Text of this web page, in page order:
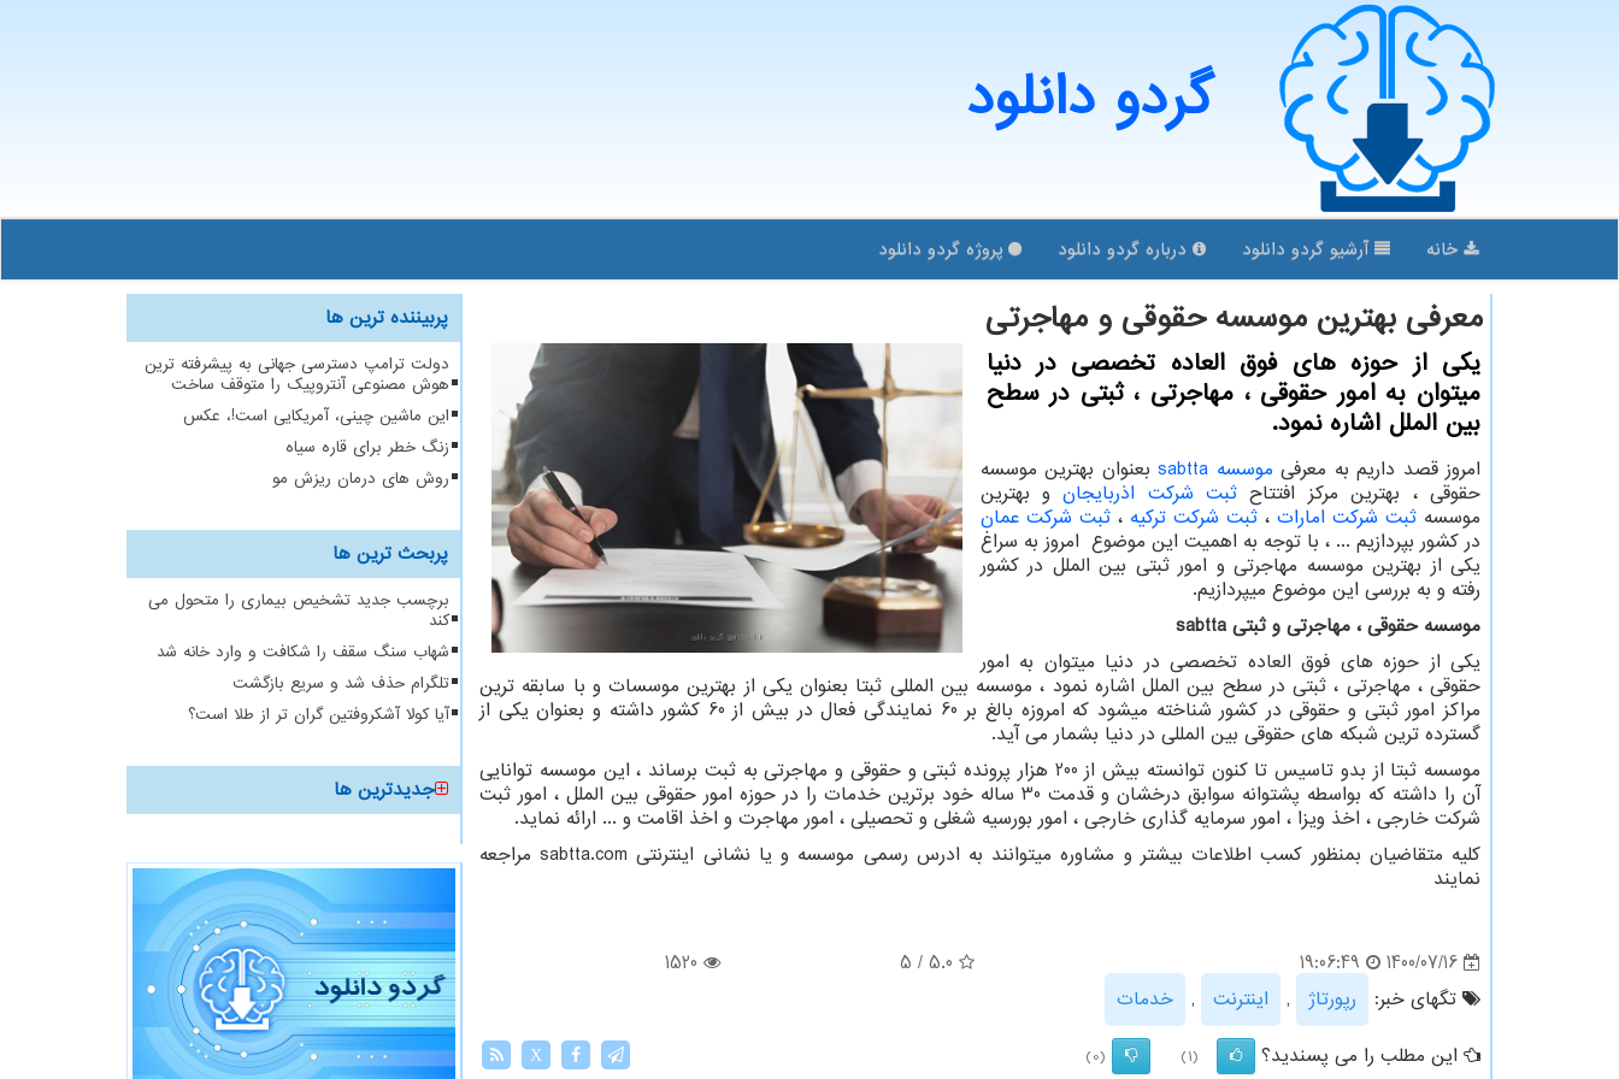
گردو دانلود
خانه آرشیو گردو دانلود درباره گردو دانلود پروژه گردو دانلود
معرفی بهترین موسسه حقوقی و مهاجرتی
یکی از حوزه های فوق العاده تخصصی در دنیا
میتوان به امور حقوقی ، مهاجرتی ، ثبتی در سطح
بین الملل اشاره نمود.
امروز قصد داریم به معرفی موسسه sabtta بعنوان بهترین موسسه
حقوقی ، بهترین مرکز افتتاح ثبت شرکت اذربایجانو بهترین
موسسهثبت شرکت امارات ،ثبت شرکت ترکیه ،ثبت شرکت عمان
در کشور بپردازیم ... ، با توجه به اهمیت این موضوع امروز به سراغ
یکی از بهترین موسسه مهاجرتی و امور ثبتی بین الملل در کشور
رفته و به بررسی این موضوع میپردازیم.
موسسه حقوقی ، مهاجرتی و ثبتی sabtta
یکی از حوزه های فوق العاده تخصصی در دنیا میتوان به امور
حقوقی ، مهاجرتی ، ثبتی در سطح بین الملل اشاره نمود ، موسسه بین المللی ثبتا بعنوان یکی از بهترین موسسات و با سابقه ترین
مراکز امور ثبتی و حقوقی در کشور شناخته میشود که امروزه بالغ بر 60 نمایندگی فعال در بیش از 60 کشور داشته و بعنوان یکی از
گسترده ترین شبکه های حقوقی بین المللی در دنیا بشمار می آید.
موسسه ثبتا از بدو تاسیس تا کنون توانسته بیش از 200 هزار پرونده ثبتی و حقوقی و مهاجرتی به ثبت برساند ، این موسسه توانایی
آن را داشته که بواسطه پشتوانه سوابق درخشان و قدمت 30 ساله خود برترین خدمات را در حوزه امور حقوقی بین الملل ، امور ثبت
شرکت خارجی ، اخذ ویزا ، امور سرمایه گذاری خارجی ، امور بورسیه شغلی و تحصیلی ، امور مهاجرت و اخذ اقامت و ... ارائه نماید.
کلیه متقاضیان بمنظور کسب اطلاعات بیشتر و مشاوره میتوانند به ادرس رسمی موسسه و یا نشانی اینترنتی sabtta.comمراجعه
نمایند
1400/07/16
19:06:49
5.0
/
5
1520
تگهای خبر:
رپورتاژ , اینترنت ,
خدمات
این مطلب را می پسندید؟
(1)
(0)
X
پربیننده ترین ها
دولت ترامپ دسترسی جهانی به پیشرفته ترین
هوش مصنوعی آنتروپیک را متوقف ساخت
این ماشین چینی، آمریکایی است!، عکس
زنگ خطر برای قاره سیاه
روش های درمان ریزش مو
پربحث ترین ها
برچسب جدید تشخیص بیماری را متحول می
کند
شهاب سنگ سقف را شکافت و وارد خانه شد
تلگرام حذف شد و سریع بازگشت
آیا کولا آشکروفتین گران تر از طلا است؟
جدیدترین ها